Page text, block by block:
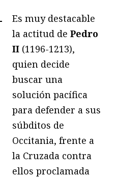
Es muy destacable
la actitud de Pedro
II (1196-1213),
quien decide
buscar una
solución pacífica
para defender a sus
súbditos de
Occitania, frente a
la Cruzada contra
ellos proclamada